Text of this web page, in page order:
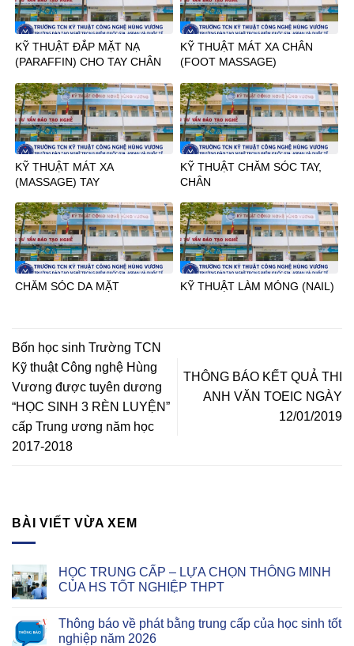
KỸ THUẬT ĐẮP MẶT NẠ
(PARAFFIN) CHO TAY CHÂN
KỸ THUẬT MÁT XA CHÂN
(FOOT MASSAGE)
KỸ THUẬT MÁT XA
(MASSAGE) TAY
KỸ THUẬT CHĂM SÓC TAY,
CHÂN
CHĂM SÓC DA MẶT KỸ THUẬT LÀM MÓNG (NAIL)
Bốn học sinh Trường TCN
Kỹ thuật Công nghệ Hùng
Vương được tuyên dương
“HỌC SINH 3 RÈN LUYỆN”
cấp Trung ương năm học
2017-2018
THÔNG BÁO KẾT QUẢ THI
ANH VĂN TOEIC NGÀY
12/01/2019
BÀI VIẾT VỪA XEM
HỌC TRUNG CẤP – LỰA CHỌN THÔNG MINH
CỦA HS TỐT NGHIỆP THPT
Thông báo về phát bằng trung cấp của học sinh tốt
nghiệp năm 2026